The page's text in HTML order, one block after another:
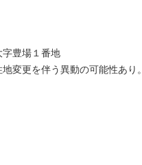
豊場１番地
変更を伴う異動の可能性あり。